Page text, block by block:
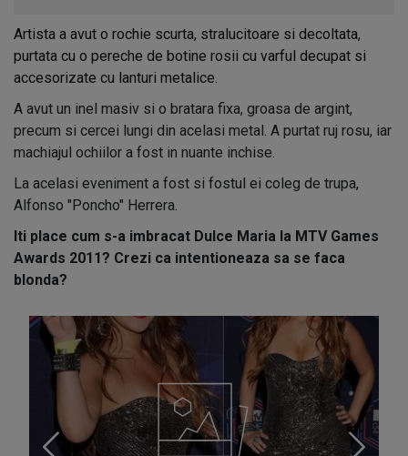
Artista a avut o rochie scurta, stralucitoare si decoltata,
purtata cu o pereche de botine rosii cu varful decupat si
accesorizate cu lanturi metalice.
A avut un inel masiv si o bratara fixa, groasa de argint,
precum si cercei lungi din acelasi metal. A purtat ruj rosu, iar
machiajul ochiilor a fost in nuante inchise.
La acelasi eveniment a fost si fostul ei coleg de trupa,
Alfonso "Poncho" Herrera.
Iti place cum s-a imbracat Dulce Maria la MTV Games
Awards 2011? Crezi ca intentioneaza sa se faca
blonda?